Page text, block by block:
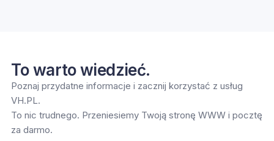
To warto wiedzieć.
Poznaj przydatne informacje i zacznij korzystać z usług
VH.PL.
To nic trudnego. Przeniesiemy Twoją stronę WWW i pocztę
za darmo.